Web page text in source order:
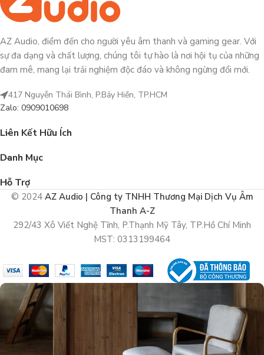
AZ Audio, điểm đến cho người yêu âm thanh và gaming gear. Với
sự đa dạng và chất lượng, chúng tôi tự hào là nơi hội tụ của những
đam mê, mang lại trải nghiệm độc đáo và không ngừng đổi mới.
417 Nguyễn Thái Bình, P.Bảy Hiền, TP.HCM
Zalo: 0909010698
Liên Kết Hữu Ích
Danh Mục
Hỗ Trợ
© 2024 AZ Audio | Công ty TNHH Thương Mại Dịch Vụ Âm
Thanh A-Z
292/43 Xô Viết Nghệ Tĩnh, P.Thạnh Mỹ Tây, TP.Hồ Chí Minh
MST: 0313199464